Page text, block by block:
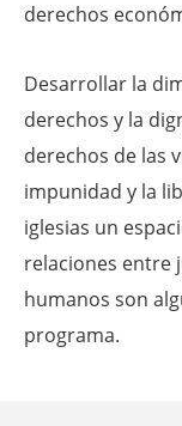
derechos
Desarrollar la
derechos y la
derechos de las
impunidad y la
iglesias un
relaciones entre
humanos son
programa.